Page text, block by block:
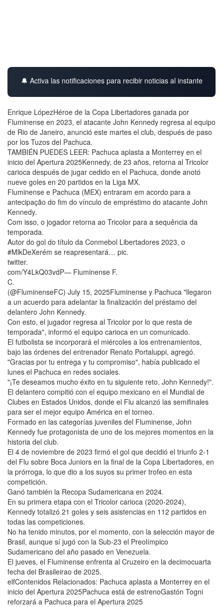
🔔 Activa las notificaciones para recibir noticias al instante
Enrique LópezHéroe de la Copa Libertadores ganada por
Fluminense en 2023, el atacante John Kennedy regresa al equipo
de Rio de Janeiro, anunció este martes el club, después de paso
por los Tuzos del Pachuca.
TAMBIÉN PUEDES LEER: Pachuca aplasta a Monterrey en el
inicio del Apertura 2025Kennedy, de 23 años, retorna al Tricolor
carioca después de jugar cedido en el Pachuca, donde anotó
nueve goles en 20 partidos en la Liga MX.
Fluminense e Pachuca (MEX) entraram em acordo para a
antecipação do fim do vínculo de empréstimo do atacante John
Kennedy.
Com isso, o jogador retorna ao Tricolor para a sequência da
temporada.
Autor do gol do título da Conmebol Libertadores 2023, o
#MlkDeXerém se reapresentará… pic.
twitter.
com/Y4LkQ03vdP— Fluminense F.
C.
(@FluminenseFC) July 15, 2025Fluminense y Pachuca "llegaron
a un acuerdo para adelantar la finalización del préstamo del
delantero John Kennedy.
Con esto, el jugador regresa al Tricolor por lo que resta de
temporada", informó el equipo carioca en un comunicado.
El futbolista se incorporará el miércoles a los entrenamientos,
bajo las órdenes del entrenador Renato Portaluppi, agregó.
"Gracias por tu entrega y tu compromiso", había publicado el
lunes el Pachuca en redes sociales.
"¡Te deseamos mucho éxito en tu siguiente reto, John Kennedy!".
El delantero compitió con el equipo mexicano en el Mundial de
Clubes en Estados Unidos, donde el Flu alcanzó las semifinales
para ser el mejor equipo América en el torneo.
Formado en las categorías juveniles del Fluminense, John
Kennedy fue protagonista de uno de los mejores momentos en la
historia del club.
El 4 de noviembre de 2023 firmó el gol que decidió el triunfo 2-1
del Flu sobre Boca Juniors en la final de la Copa Libertadores, en
la prórroga, lo que dio a los suyos su primer trofeo en esta
competición.
Ganó también la Recopa Sudamericana en 2024.
En su primera etapa con el Tricolor carioca (2020-2024),
Kennedy totalizó 21 goles y seis asistencias en 112 partidos en
todas las competiciones.
No ha tenido minutos, por el momento, con la selección mayor de
Brasil, aunque sí jugó con la Sub-23 el Preolímpico
Sudamericano del año pasado en Venezuela.
El jueves, el Fluminense enfrenta al Cruzeiro en la decimocuarta
fecha del Brasileirao de 2025.
elfContenidos Relacionados: Pachuca aplasta a Monterrey en el
inicio del Apertura 2025Pachuca está de estrenoGastón Togni
reforzará a Pachuca para el Apertura 2025